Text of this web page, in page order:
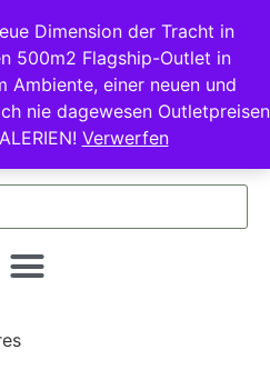
Dimension der Tracht in
500m2 Flagship-Outlet in
Ambiente, einer neuen und
nie dagewesen Outletpreisen
Verwerfen